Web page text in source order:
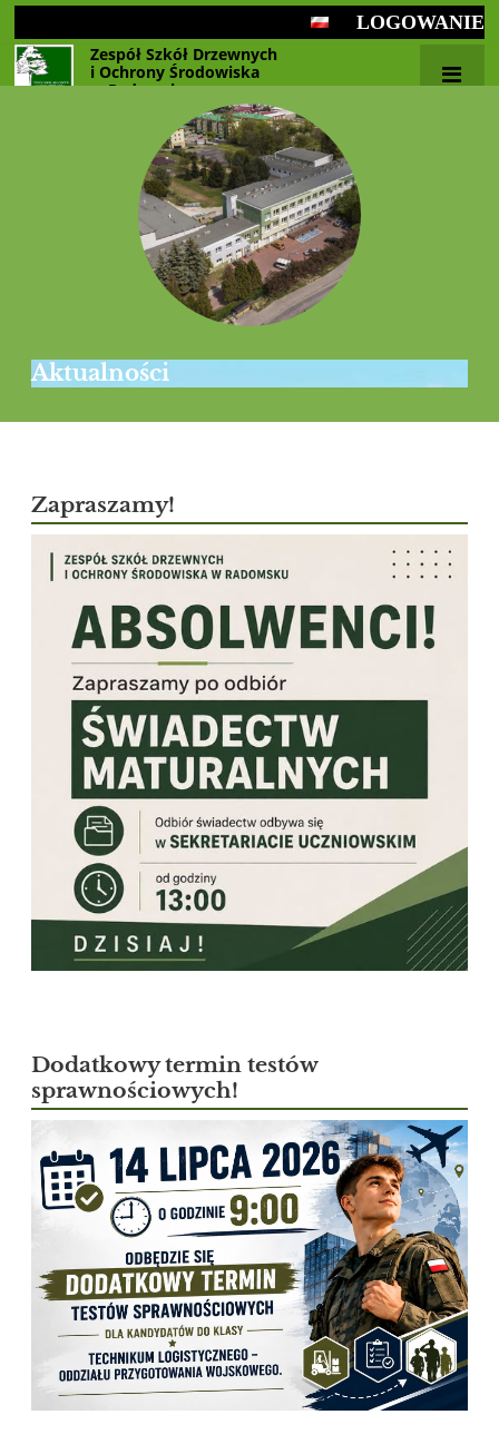
LOGOWANIE
Zespół Szkół Drzewnych
i Ochrony Środowiska
w Radomsku
Aktualności
Zapraszamy!
Dodatkowy termin testów
sprawnościowych!